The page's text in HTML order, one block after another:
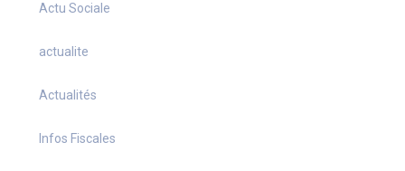
Actu Sociale
actualite
Actualités
Infos Fiscales